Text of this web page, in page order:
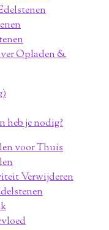
Opladen &
heb je nodig?
voor Thuis
Verwijderen